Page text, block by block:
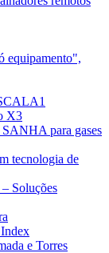
equipamento",
X3
SANHA para gases
tecnologia de
Soluções
e Torres